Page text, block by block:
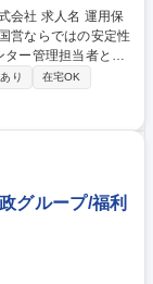
運用保
営ならではの安定性
ー管理担当者とし
本的知識と実務経験
システムの運用監
/データセンタ被災
え作業の管理業務/
る ■運用マニュア
手順書/帳票の版数
り
在宅OK
グループ/福利